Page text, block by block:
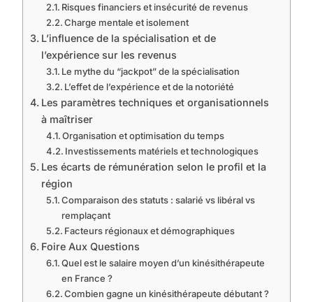
Risques financiers et insécurité de revenus
Charge mentale et isolement
L’influence de la spécialisation et de
l’expérience sur les revenus
Le mythe du “jackpot” de la spécialisation
L’effet de l’expérience et de la notoriété
Les paramètres techniques et organisationnels
à maîtriser
Organisation et optimisation du temps
Investissements matériels et technologiques
Les écarts de rémunération selon le profil et la
région
Comparaison des statuts : salarié vs libéral vs
remplaçant
Facteurs régionaux et démographiques
Foire Aux Questions
Quel est le salaire moyen d’un kinésithérapeute
en France ?
Combien gagne un kinésithérapeute débutant ?